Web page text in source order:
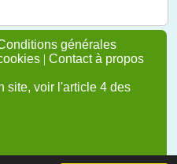
générales
| Contact à propos
site, voir l'article 4 des